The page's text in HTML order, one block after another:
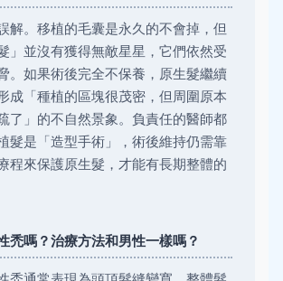
解。移植的毛囊是永久的不會掉，但
」並沒有獲得無敵星星，它們依然受
。如果術後完全不保養，原生髮繼續
成「種植的區塊很茂密，但周圍原本
了」的不自然景象。負責任的醫師都
髮是「造型手術」，術後維持仍需靠
程來保護原生髮，才能有長期整體的
禿嗎？治療方法和男性一樣嗎？